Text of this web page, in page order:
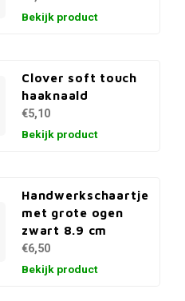
Bekijk product
Clover soft touch
haaknaald
€5,10
Bekijk product
Handwerkschaartje
met grote ogen
zwart 8.9 cm
€6,50
Bekijk product